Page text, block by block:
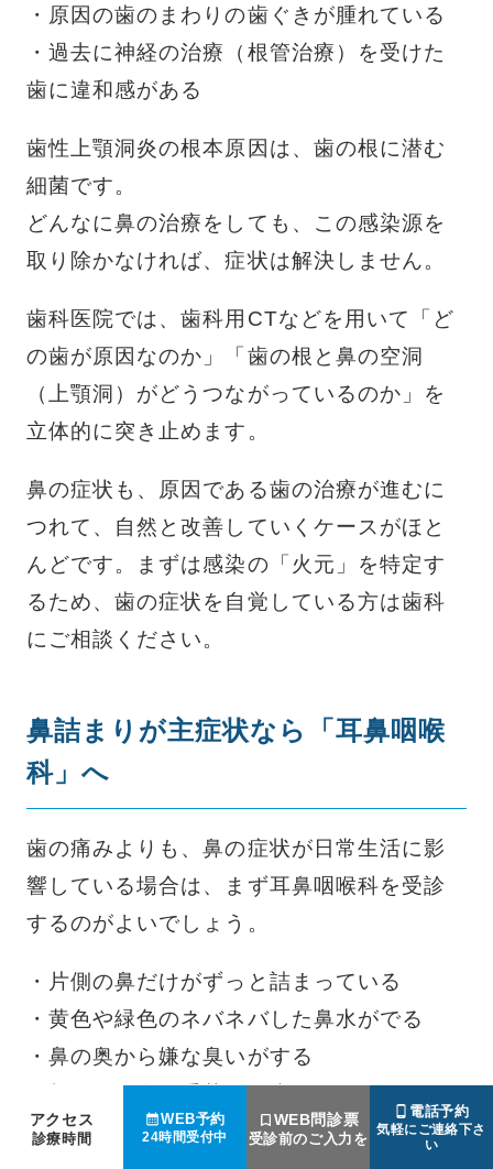
・原因の歯のまわりの歯ぐきが腫れている
・過去に神経の治療（根管治療）を受けた
歯に違和感がある
歯性上顎洞炎の根本原因は、歯の根に潜む
細菌です。
どんなに鼻の治療をしても、この感染源を
取り除かなければ、症状は解決しません。
歯科医院では、歯科用CTなどを用いて「ど
の歯が原因なのか」「歯の根と鼻の空洞
（上顎洞）がどうつながっているのか」を
立体的に突き止めます。
鼻の症状も、原因である歯の治療が進むに
つれて、自然と改善していくケースがほと
んどです。まずは感染の「火元」を特定す
るため、歯の症状を自覚している方は歯科
にご相談ください。
鼻詰まりが主症状なら「耳鼻咽喉
科」へ
歯の痛みよりも、鼻の症状が日常生活に影
響している場合は、まず耳鼻咽喉科を受診
するのがよいでしょう。
・片側の鼻だけがずっと詰まっている
・黄色や緑色のネバネバした鼻水がでる
・鼻の奥から嫌な臭いがする
・頬や目の奥が重苦しく痛む
ただし、ここで一つ重要なポイントがあり
アクセス
診療時間
WEB予約
24時間受付中
WEB問診票
受診前のご入力を
電話予約
気軽にご連絡下さ
い